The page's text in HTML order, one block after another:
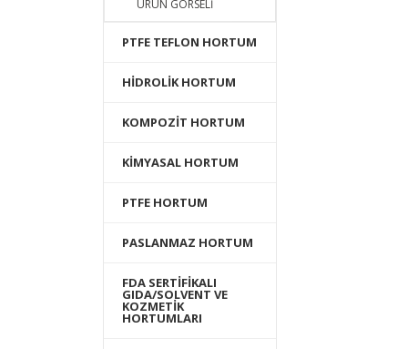
ÜRÜN GÖRSELİ
PTFE TEFLON HORTUM
HİDROLİK HORTUM
KOMPOZİT HORTUM
KİMYASAL HORTUM
PTFE HORTUM
PASLANMAZ HORTUM
FDA SERTİFİKALI
GIDA/SOLVENT VE
KOZMETİK
HORTUMLARI